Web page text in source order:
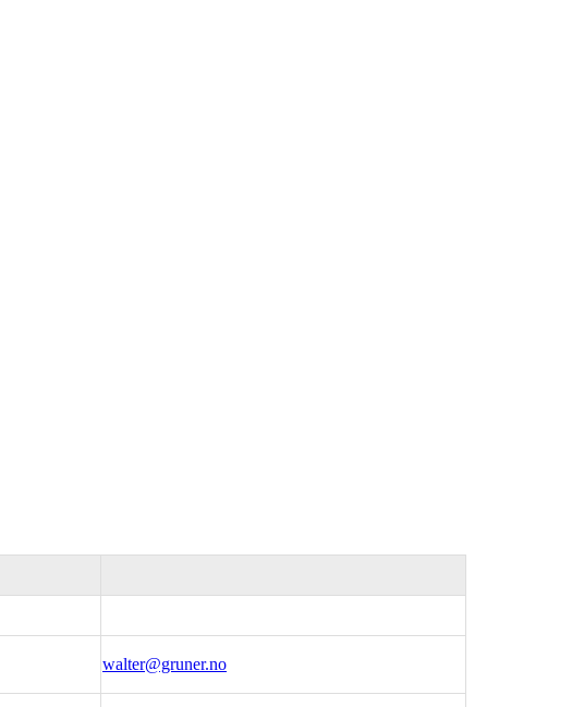
walter@gruner.no